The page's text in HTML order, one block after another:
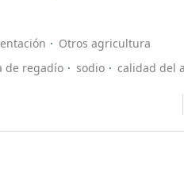
Otros agricultura
de regadío sodio calidad del